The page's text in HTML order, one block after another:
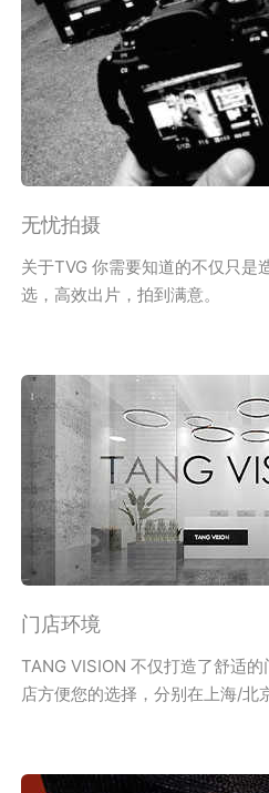
无忧拍摄
关于TVG 你需要知道的不仅只是
选，高效出片，拍到满意。
门店环境
TANG VISION 不仅打造了舒适
店方便您的选择，分别在上海/北